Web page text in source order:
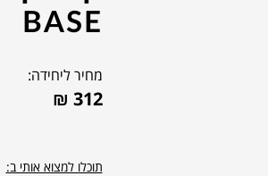
BASE
מחיר ליחידה:
₪ 312
תוכלו למצוא אותי ב: